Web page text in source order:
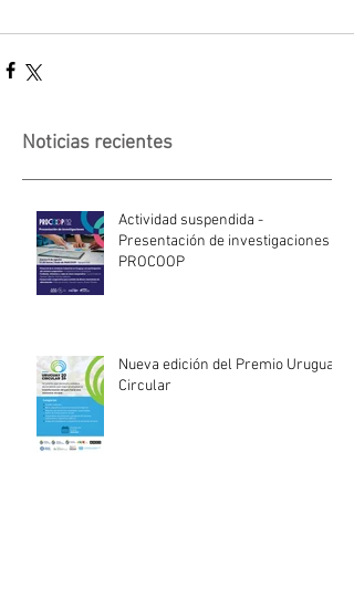
Noticias recientes
Actividad suspendida -
Presentación de investigaciones -
PROCOOP
Nueva edición del Premio Uruguay
Circular